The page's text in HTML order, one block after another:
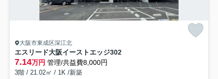
大阪市東成区深江北
エスリード大阪イーストエッジ302
7.14万円 管理/共益費8,000円
3階 / 21.02㎡ / 1K /新築